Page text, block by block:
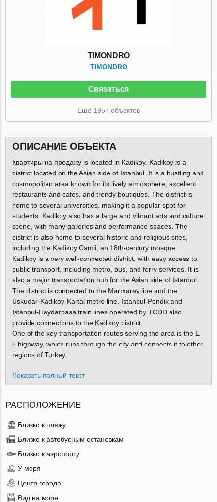
TIMONDRO
TIMONDRO
Связаться
Ещё 1957 объектов
ОПИСАНИЕ ОБЪЕКТА
Квартиры на продажу is located in Kadikoy. Kadikoy is a
district located on the Asian side of Istanbul. It is a bustling and
cosmopolitan area known for its lively atmosphere, excellent
restaurants and cafes, and trendy boutiques. The district is
home to several universities, making it a popular spot for
students. Kadikoy also has a large and vibrant arts and culture
scene, with many galleries and performance spaces. The
district is also home to several historic and religious sites,
including the Kadikoy Camii, an 18th-century mosque.
Kadikoy is a very well-connected district, with easy access to
public transport, including metro, bus, and ferry services. It is
also a major transportation hub for the Asian side of Istanbul.
The district is connected to the Marmaray line and the
Uskudar-Kadikoy-Kartal metro line. Istanbul-Pendik and
Istanbul-Haydarpasa train lines operated by TCDD also
provide connections to the Kadikoy district.
One of the key transportation routes serving the area is the E-
5 highway, which runs through the city and connects it to other
regions of Turkey.
Показать полный текст
РАСПОЛОЖЕНИЕ
Близко к пляжу
Близко к автобусным остановкам
Близко к аэропорту
У моря
Центр города
Вид на море